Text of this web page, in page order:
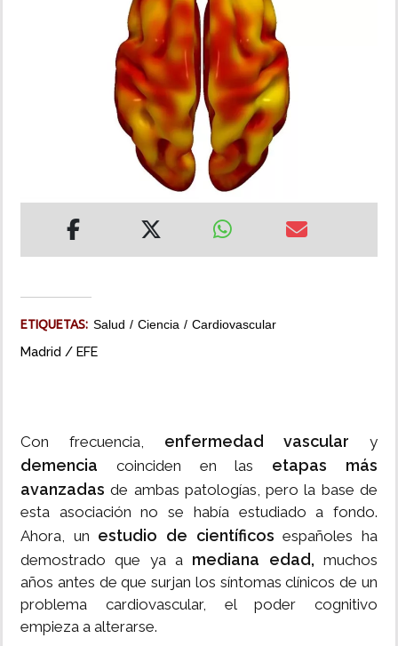
ETIQUETAS: Salud Ciencia Cardiovascular
Madrid / EFE
Con frecuencia, enfermedad vascular y
demencia coinciden en las etapas más
avanzadas de ambas patologías, pero la base de
esta asociación no se había estudiado a fondo.
Ahora, un estudio de científicos españoles ha
demostrado que ya a mediana edad,muchos
años antes de que surjan los síntomas clínicos de un
problema cardiovascular, el poder cognitivo
empieza a alterarse.